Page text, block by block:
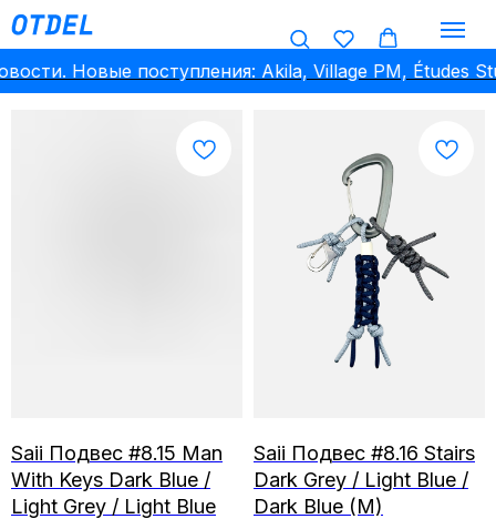
Новые поступления: Akila, Village PM, Études
Saii Подвес #8.15 Man
With Keys Dark Blue /
Light Grey / Light Blue
Saii Подвес #8.16 Stairs
Dark Grey / Light Blue /
Dark Blue (M)